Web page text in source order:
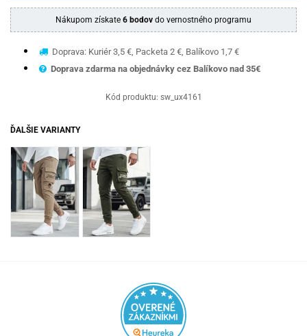
Nákupom získate 6 bodov do vernostného programu
Doprava: Kuriér 3,5 €, Packeta 2 €, Balíkovo 1,7 €
Doprava zdarma na objednávky cez Balíkovo nad 35€
Kód produktu: sw_ux4161
ĎALŠIE VARIANTY